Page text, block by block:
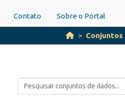
Contato Sobre o Portal
Conjuntos